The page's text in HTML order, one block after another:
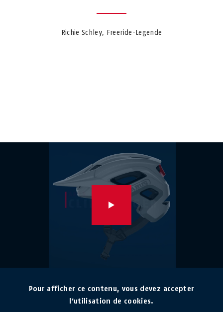
Richie Schley, Freeride-Legende
Pour afficher ce contenu, vous devez accepter
l'utilisation de cookies.